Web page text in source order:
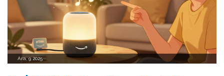
Ara, 9 2025